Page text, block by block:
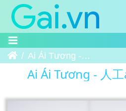
Trang chủAi Ái Tương - 人工ai爱酱 12
Ai Ái Tương - 人